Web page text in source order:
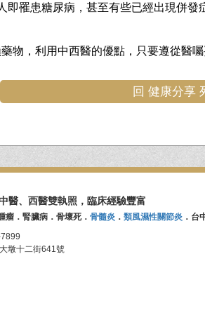
即罹患糖尿病，甚至有些已經出現併發
物，利用中西醫的優點，只要遵從醫
回 健康分享
醫、西醫雙執照，臨床經驗豐富
瘤．腎臟病．骨壞死． 骨髓炎． 類風濕性關節炎．台
墩十二街641號